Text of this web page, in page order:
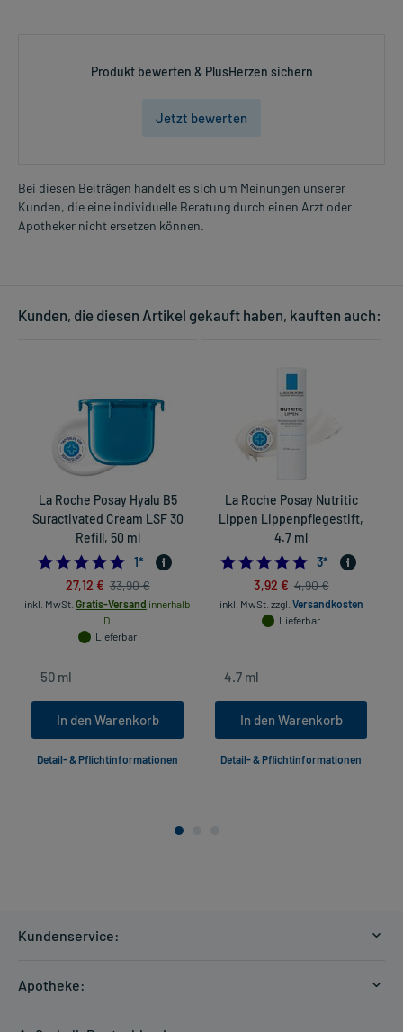
Produkt bewerten & PlusHerzen sichern
Jetzt bewerten
Bei diesen Beiträgen handelt es sich um Meinungen unserer
Kunden, die eine individuelle Beratung durch einen Arzt oder
Apotheker nicht ersetzen können.
Kunden, die diesen Artikel gekauft haben, kauften auch:
La Roche Posay Hyalu B5
Suractivated Cream LSF 30
Refill, 50 ml
5.0
1*
27,12 € 33,90 €
inkl. MwSt. Gratis-Versand innerhalb
D.
Lieferbar
In den Warenkorb
Detail- & Pflichtinformationen
La Roche Posay Nutritic
Lippen Lippenpflegestift,
4.7 ml
5.0
3*
3,92 € 4,90 €
inkl. MwSt. zzgl. Versandkosten
Lieferbar
In den Warenkorb
Detail- & Pflichtinformationen
Kundenservice:
Apotheke: